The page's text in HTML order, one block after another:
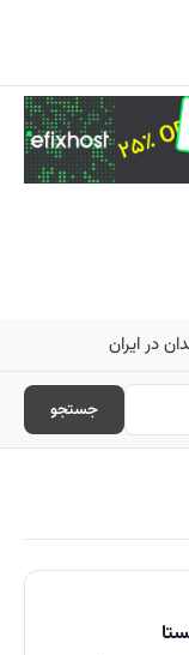
در ایران
جستجو